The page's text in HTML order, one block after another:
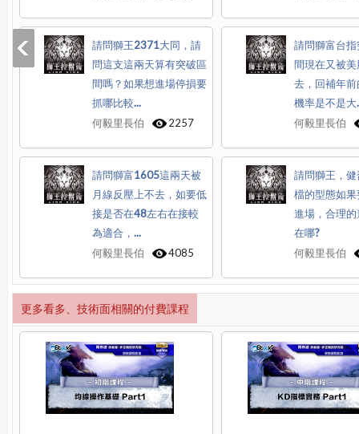
請問獅王2371大同，請
問這支這兩天算有突破區
間嗎？如果想進場停損要
抓哪比較...
何毅里長伯
2257
請問獅富台
間現在又被
去，回補年
機率是不是大
何毅里長伯
請問獅富1605這兩天被
月線反壓上不去，如要低
接是否在48左右在接較
為適合，...
何毅里長伯
4085
請問獅王，
檔的型態如
進場，合理
在哪?
何毅里長伯
更多看多、技術面相關的付費課程